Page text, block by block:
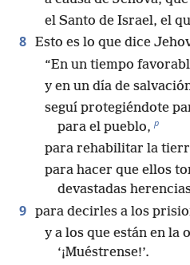
el Santo de Israel, el
8 Esto es lo que dice
“En un tiempo
y en un día de
seguí protegiéndote
para el pueblo, p
para rehabilitar la
para hacer que ellos
devastadas
9 para decirles a los
y a los que están en la
‘¡Muéstrense!’.